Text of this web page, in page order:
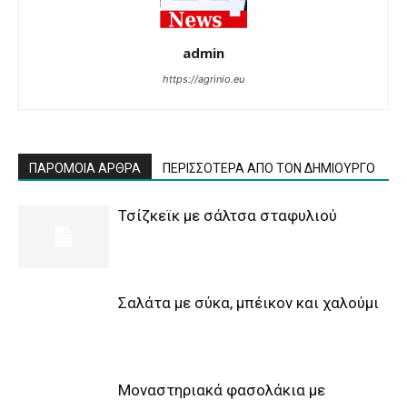
admin
https://agrinio.eu
ΠΑΡΟΜΟΙΑ ΑΡΘΡΑ ΠΕΡΙΣΣΟΤΕΡΑ ΑΠΟ ΤΟΝ ΔΗΜΙΟΥΡΓΟ
Τσίζκεϊκ με σάλτσα σταφυλιού
Σαλάτα με σύκα, μπέικον και χαλούμι
Μοναστηριακά φασολάκια με